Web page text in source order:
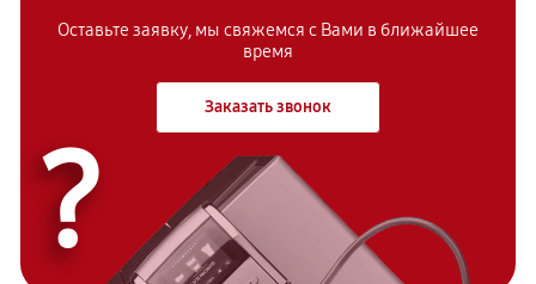
Оставьте заявку, мы свяжемся с Вами в ближайшее
время
Заказать звонок
?